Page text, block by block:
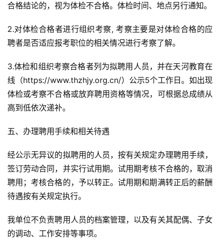
合格结论的，视为体检不合格。体检时间、地点另行通知。
2.对体检合格者进行组织考察, 考察主要是对体检合格的应
聘者是否适应报考职位的相关情况进行考察了解。
3.体检和组织考察合格者列为拟聘用人员，并在天河教育在
线（https://www.thzhjy.org.cn/）公示5个工作日。如出现
体检或考察不合格或放弃聘用资格等情况，可根据总成绩从
高到低依次递补。
五、办理聘用手续和相关待遇
经公示无异议的拟聘用的人员，按有关规定办理聘用手续，
签订劳动合同，并实行试用期。试用期考核不合格的，取消
聘用；考核合格的，予以转正。试用期和期满转正后的薪酬
待遇按有关规定执行。
我单位不负责聘用人员的档案管理，以及有关其配偶、子女
的调动、工作安排等事项。